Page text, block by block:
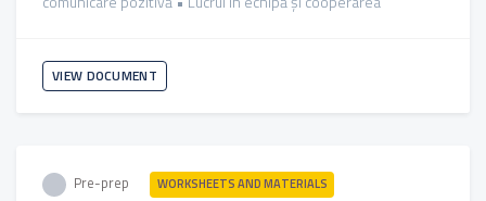
VIEW DOCUMENT
Pre-prep WORKSHEETS AND MATERIALS